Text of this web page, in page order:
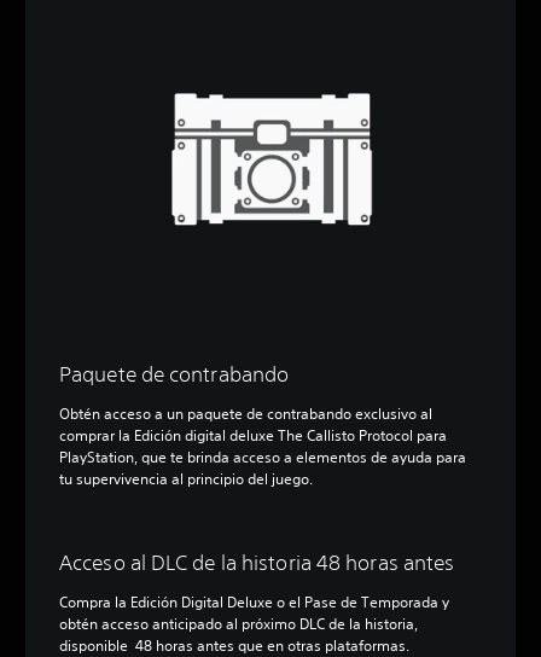
Paquete de contrabando
Obtén acceso a un paquete de contrabando exclusivo al
comprar la Edición digital deluxe The Callisto Protocol para
PlayStation, que te brinda acceso a elementos de ayuda para
tu supervivencia al principio del juego.
Acceso al DLC de la historia 48 horas antes
Compra la Edición Digital Deluxe o el Pase de Temporada y
obtén acceso anticipado al próximo DLC de la historia,
disponible 48 horas antes que en otras plataformas.